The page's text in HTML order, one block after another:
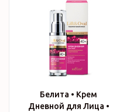
Белита • Крем
Дневной для Лица •